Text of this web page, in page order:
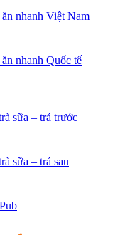
nhanh Việt Nam
nhanh Quốc tế
sữa – trả trước
sữa – trả sau